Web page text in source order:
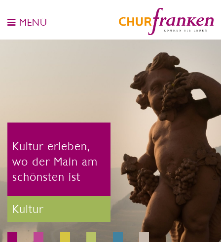
MENÜ
Kultur erleben,
wo der Main am
schönsten ist
Kultur